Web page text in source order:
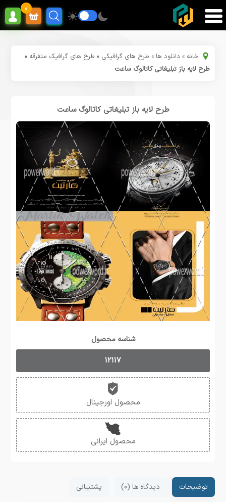
0
خانه » دانلود ها » طرح های گرافیکی » طرح های گرافیک متفرقه »
طرح لایه باز تبلیغاتی کاتالوگ ساعت
طرح لایه باز تبلیغاتی کاتالوگ ساعت
شناسه محصول
12117
محصول اورجینال
محصول ایرانی
توضیحات دیدگاه ها (0) پشتیبانی